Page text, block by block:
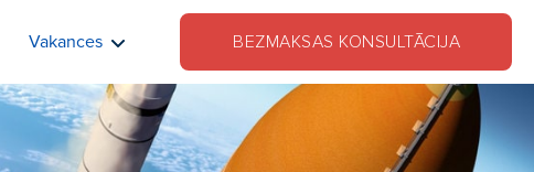
Vakances BEZMAKSAS KONSULTĀCIJA